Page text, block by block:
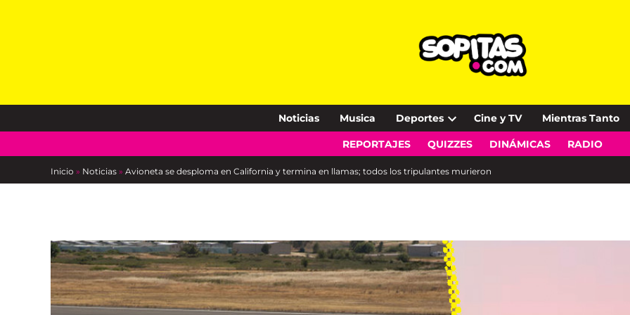
Noticias Musica Deportes
Open
dropdown
Cine y TV Mientras Tanto
REPORTAJES QUIZZES DINÁMICAS RADIO
Inicio » Noticias » Avioneta se desploma en California y termina en llamas; todos los tripulantes murieron